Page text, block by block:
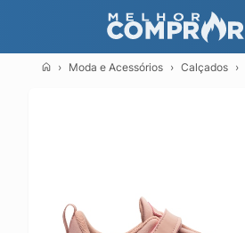
Moda e Acessórios Calçados